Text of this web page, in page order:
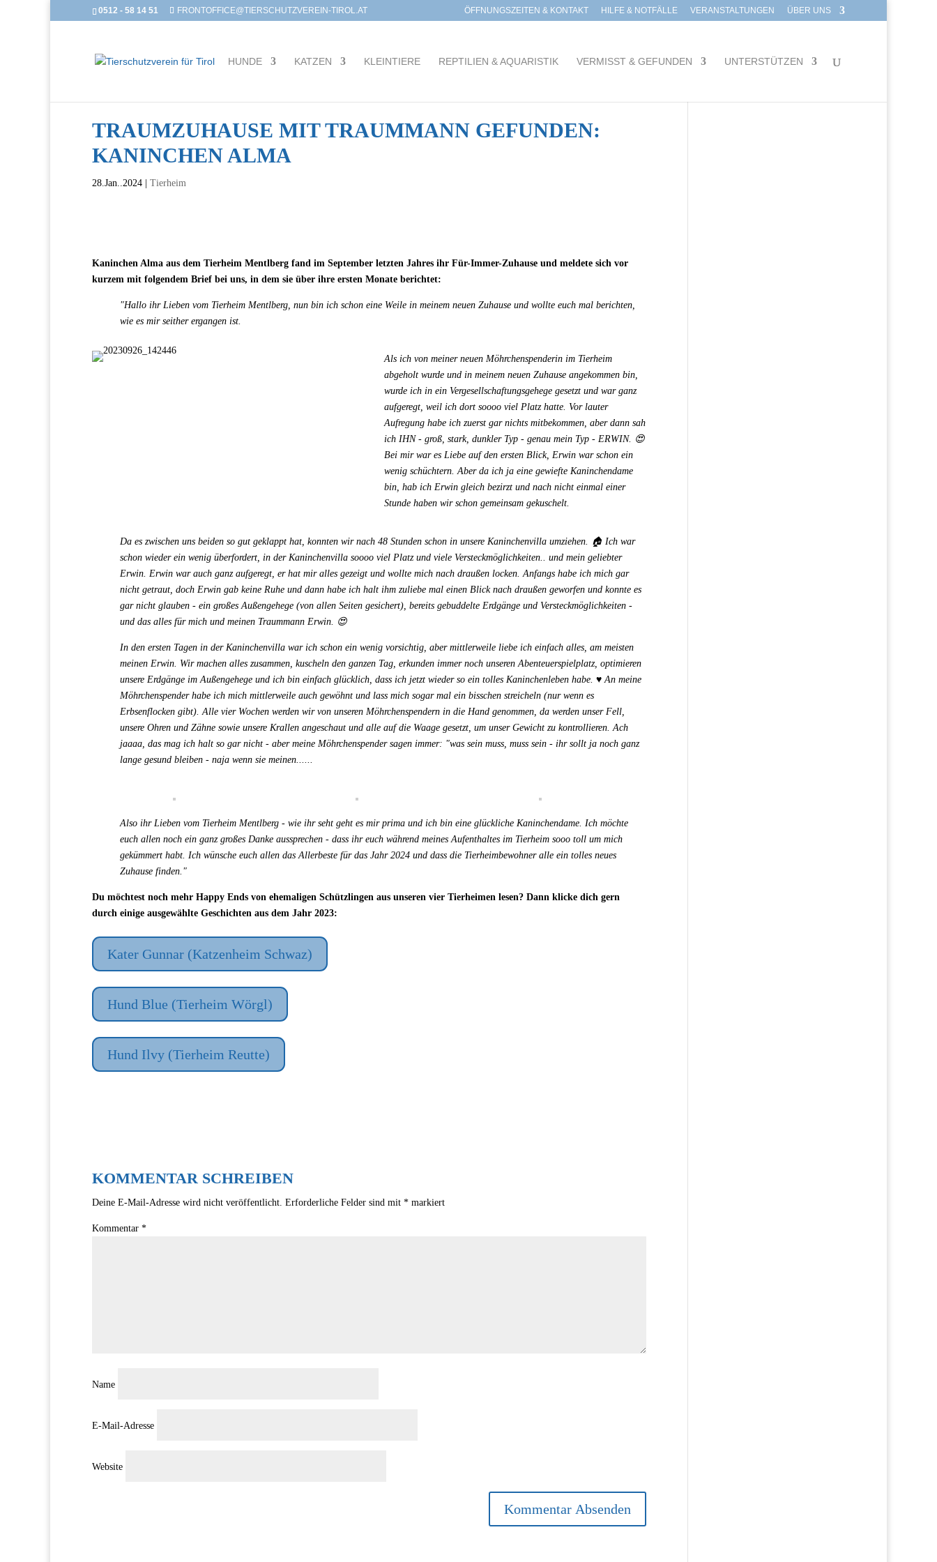
0512 - 58 14 51 FRONTOFFICE@TIERSCHUTZVEREIN-TIROL.AT ÖFFNUNGSZEITEN & KONTAKT HILFE & NOTFÄLLE VERANSTALTUNGEN ÜBER UNS
HUNDE KATZEN KLEINTIERE REPTILIEN & AQUARISTIK VERMISST & GEFUNDEN UNTERSTÜTZEN
TRAUMZUHAUSE MIT TRAUMMANN GEFUNDEN:
KANINCHEN ALMA
28.Jan..2024 Tierheim
Kaninchen Alma aus dem Tierheim Mentlberg fand im September letzten Jahres ihr Für-Immer-Zuhause und meldete sich vor
kurzem mit folgendem Brief bei uns, in dem sie über ihre ersten Monate berichtet:
"Hallo ihr Lieben vom Tierheim Mentlberg, nun bin ich schon eine Weile in meinem neuen Zuhause und wollte euch mal berichten,
wie es mir seither ergangen ist.
Als ich von meiner neuen Möhrchenspenderin im Tierheim
abgeholt wurde und in meinem neuen Zuhause angekommen bin,
wurde ich in ein Vergesellschaftungsgehege gesetzt und war ganz
aufgeregt, weil ich dort soooo viel Platz hatte. Vor lauter
Aufregung habe ich zuerst gar nichts mitbekommen, aber dann sah
ich IHN - groß, stark, dunkler Typ - genau mein Typ - ERWIN. 😍
Bei mir war es Liebe auf den ersten Blick, Erwin war schon ein
wenig schüchtern. Aber da ich ja eine gewiefte Kaninchendame
bin, hab ich Erwin gleich bezirzt und nach nicht einmal einer
Stunde haben wir schon gemeinsam gekuschelt.
Da es zwischen uns beiden so gut geklappt hat, konnten wir nach 48 Stunden schon in unsere Kaninchenvilla umziehen. 🏠 Ich war
schon wieder ein wenig überfordert, in der Kaninchenvilla soooo viel Platz und viele Versteckmöglichkeiten.. und mein geliebter
Erwin. Erwin war auch ganz aufgeregt, er hat mir alles gezeigt und wollte mich nach draußen locken. Anfangs habe ich mich gar
nicht getraut, doch Erwin gab keine Ruhe und dann habe ich halt ihm zuliebe mal einen Blick nach draußen geworfen und konnte es
gar nicht glauben - ein großes Außengehege (von allen Seiten gesichert), bereits gebuddelte Erdgänge und Versteckmöglichkeiten -
und das alles für mich und meinen Traummann Erwin. 😍
In den ersten Tagen in der Kaninchenvilla war ich schon ein wenig vorsichtig, aber mittlerweile liebe ich einfach alles, am meisten
meinen Erwin. Wir machen alles zusammen, kuscheln den ganzen Tag, erkunden immer noch unseren Abenteuerspielplatz, optimieren
unsere Erdgänge im Außengehege und ich bin einfach glücklich, dass ich jetzt wieder so ein tolles Kaninchenleben habe. ♥️ An meine
Möhrchenspender habe ich mich mittlerweile auch gewöhnt und lass mich sogar mal ein bisschen streicheln (nur wenn es
Erbsenflocken gibt). Alle vier Wochen werden wir von unseren Möhrchenspendern in die Hand genommen, da werden unser Fell,
unsere Ohren und Zähne sowie unsere Krallen angeschaut und alle auf die Waage gesetzt, um unser Gewicht zu kontrollieren. Ach
jaaaa, das mag ich halt so gar nicht - aber meine Möhrchenspender sagen immer: "was sein muss, muss sein - ihr sollt ja noch ganz
lange gesund bleiben - naja wenn sie meinen......
Also ihr Lieben vom Tierheim Mentlberg - wie ihr seht geht es mir prima und ich bin eine glückliche Kaninchendame. Ich möchte
euch allen noch ein ganz großes Danke aussprechen - dass ihr euch während meines Aufenthaltes im Tierheim sooo toll um mich
gekümmert habt. Ich wünsche euch allen das Allerbeste für das Jahr 2024 und dass die Tierheimbewohner alle ein tolles neues
Zuhause finden."
Du möchtest noch mehr Happy Ends von ehemaligen Schützlingen aus unseren vier Tierheimen lesen? Dann klicke dich gern
durch einige ausgewählte Geschichten aus dem Jahr 2023:
Kater Gunnar (Katzenheim Schwaz)
Hund Blue (Tierheim Wörgl)
Hund Ilvy (Tierheim Reutte)
KOMMENTAR SCHREIBEN
Deine E-Mail-Adresse wird nicht veröffentlicht. Erforderliche Felder sind mit * markiert
Kommentar *
Name
E-Mail-Adresse
Website